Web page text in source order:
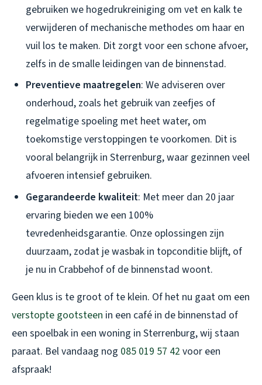
gebruiken we hogedrukreiniging om vet en kalk te
verwijderen of mechanische methodes om haar en
vuil los te maken. Dit zorgt voor een schone afvoer,
zelfs in de smalle leidingen van de binnenstad.
Preventieve maatregelen: We adviseren over
onderhoud, zoals het gebruik van zeefjes of
regelmatige spoeling met heet water, om
toekomstige verstoppingen te voorkomen. Dit is
vooral belangrijk in Sterrenburg, waar gezinnen veel
afvoeren intensief gebruiken.
Gegarandeerde kwaliteit: Met meer dan 20 jaar
ervaring bieden we een 100%
tevredenheidsgarantie. Onze oplossingen zijn
duurzaam, zodat je wasbak in topconditie blijft, of
je nu in Crabbehof of de binnenstad woont.
Geen klus is te groot of te klein. Of het nu gaat om een
verstopte gootsteen in een café in de binnenstad of
een spoelbak in een woning in Sterrenburg, wij staan
paraat. Bel vandaag nog 085 019 57 42 voor een
afspraak!